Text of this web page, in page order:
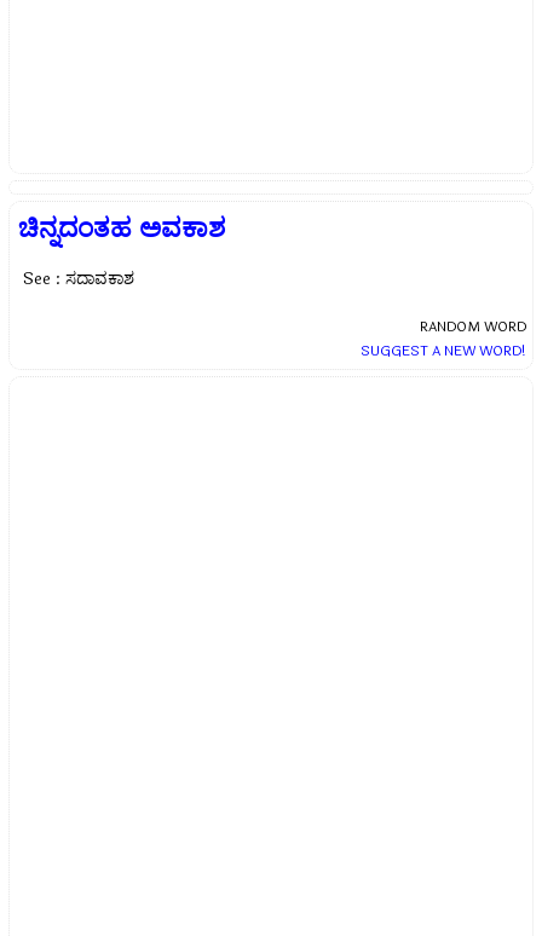
ಚಿನ್ನದಂತಹ ಅವಕಾಶ
See : ಸದಾವಕಾಶ
RANDOM WORD
SUGGEST A NEW WORD!